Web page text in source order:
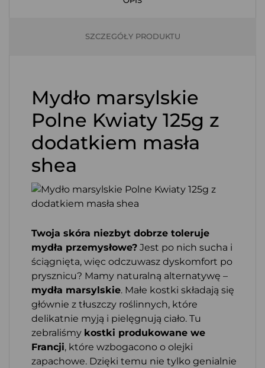
SZCZEGÓŁY PRODUKTU
Mydło marsylskie
Polne Kwiaty 125g z
dodatkiem masła
shea
Twoja skóra niezbyt dobrze toleruje
mydła przemysłowe? Jest po nich sucha i
ściągnięta, więc odczuwasz dyskomfort po
prysznicu? Mamy naturalną alternatywę –
mydła marsylskie. Małe kostki składają się
głównie z tłuszczy roślinnych, które
delikatnie myją i pielęgnują ciało. Tu
zebraliśmy kostki produkowane we
Francji, które wzbogacono o olejki
zapachowe. Dzięki temu nie tylko genialnie